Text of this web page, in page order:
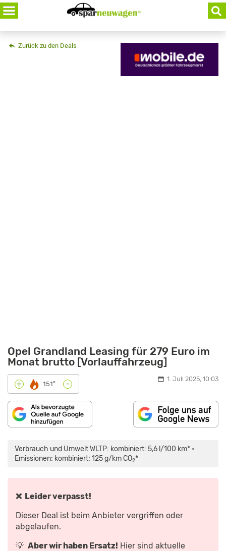
Skip
to
content
Zurück zu den Deals
Opel Grandland Leasing für 279 Euro im
Monat brutto [Vorlauffahrzeug]
+ 151° - 1. Juli 2025, 10:03
Verbrauch und Umwelt WLTP: kombiniert: 5,6 l/100 km* •
Emissionen: kombiniert: 125 g/km CO2*
❌ Leider verpasst!
Dieser Deal ist beim Anbieter vergriffen oder
abgelaufen.
💡 Aber wir haben Ersatz! Hier sind aktuelle
PREISE:
FAKTEN
AUTO
MOTOR
SPORT“
VON
YOUTUBE
ANZEIGEN